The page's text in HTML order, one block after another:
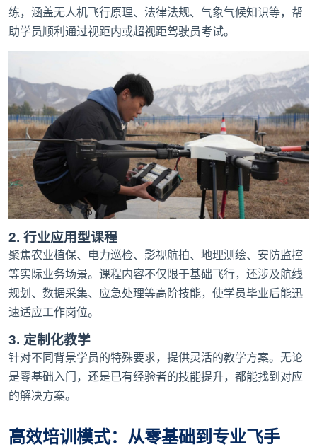
练，涵盖无人机飞行原理、法律法规、气象气候知识等，帮
助学员顺利通过视距内或超视距驾驶员考试。
2. 行业应用型课程
聚焦农业植保、电力巡检、影视航拍、地理测绘、安防监控
等实际业务场景。课程内容不仅限于基础飞行，还涉及航线
规划、数据采集、应急处理等高阶技能，使学员毕业后能迅
速适应工作岗位。
3. 定制化教学
针对不同背景学员的特殊要求，提供灵活的教学方案。无论
是零基础入门，还是已有经验者的技能提升，都能找到对应
的解决方案。
高效培训模式：从零基础到专业飞手